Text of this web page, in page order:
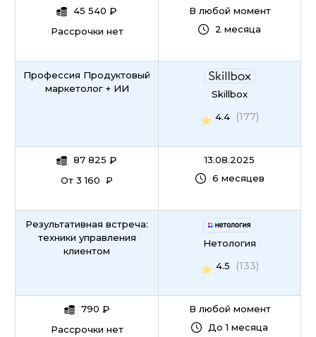
45 540 ₽
Рассрочки нет
В любой момент
2 месяца
Профессия Продуктовый
маркетолог + ИИ
87 825 ₽
От 3 160 ₽
Skillbox
4.4
(177)
13.08.2025
6 месяцев
Результативная встреча:
техники управления
клиентом
790 ₽
Рассрочки нет
Нетология
4.5
(133)
В любой момент
До 1 месяца